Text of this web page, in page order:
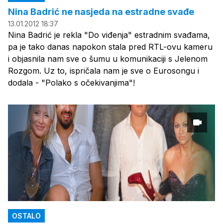
Nina Badrić ne nasjeda na estradne svađe
13.01.2012 18:37
Nina Badrić je rekla "Do viđenja" estradnim svađama,
pa je tako danas napokon stala pred RTL-ovu kameru
i objasnila nam sve o šumu u komunikaciji s Jelenom
Rozgom. Uz to, ispričala nam je sve o Eurosongu i
dodala - "Polako s očekivanjima"!
OSTALO